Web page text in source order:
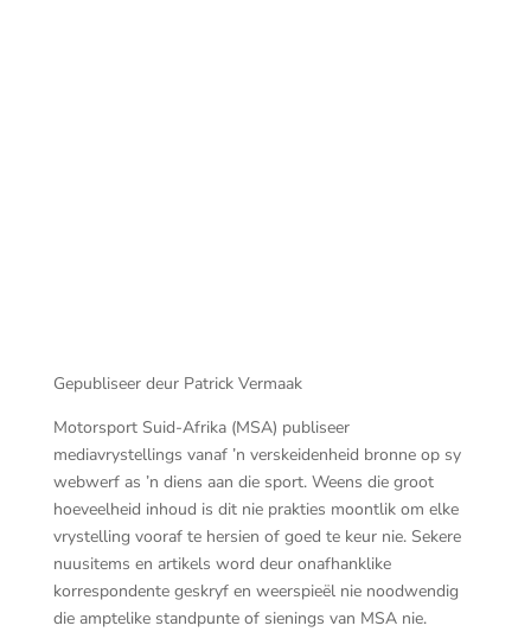
Gepubliseer deur Patrick Vermaak
Motorsport Suid-Afrika (MSA) publiseer
mediavrystellings vanaf ’n verskeidenheid bronne op sy
webwerf as ’n diens aan die sport. Weens die groot
hoeveelheid inhoud is dit nie prakties moontlik om elke
vrystelling vooraf te hersien of goed te keur nie. Sekere
nuusitems en artikels word deur onafhanklike
korrespondente geskryf en weerspieël nie noodwendig
die amptelike standpunte of sienings van MSA nie.